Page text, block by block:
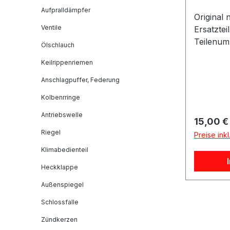
Aufpralldämpfer
Ventile
Ölschlauch
Keilrippenriemen
Anschlagpuffer, Federung
Kolbenrringe
Antriebswelle
Riegel
Klimabedienteil
Heckklappe
Außenspiegel
Schlossfalle
Zündkerzen
Original
15,00 €
Preise